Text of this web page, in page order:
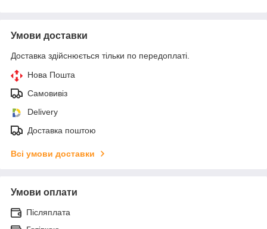
Умови доставки
Доставка здійснюється тільки по передоплаті.
Нова Пошта
Самовивіз
Delivery
Доставка поштою
Всі умови доставки
Умови оплати
Післяплата